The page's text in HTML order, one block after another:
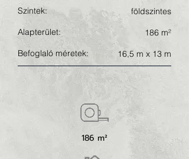
Szintek:
Alapterület:
Befoglaló méretek:
földszintes
186 m²
16,5 m x 13 m
186 m²